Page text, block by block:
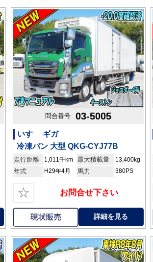
問合番号 03-5005
いすゞ ギガ
冷凍バン 大型 QKG-CYJ77B
走行距離 1,011千km 最大積載量 13,400kg
年式 H29年4月 馬力 380PS
☆ お問合せ下さい
詳細を見る